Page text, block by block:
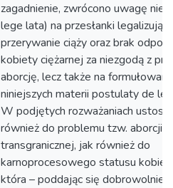
zagadnienie, zwrócono uwagę nie
lege lata) na przesłanki
przerywanie ciąży oraz brak
kobiety ciężarnej za niezgodą z
aborcję, lecz także na
niniejszych materii postulaty de
W podjętych rozważaniach
również do problemu tzw. aborcji
transgranicznej, jak również do
karnoprocesowego statusu
która – poddając się dobrowolnie